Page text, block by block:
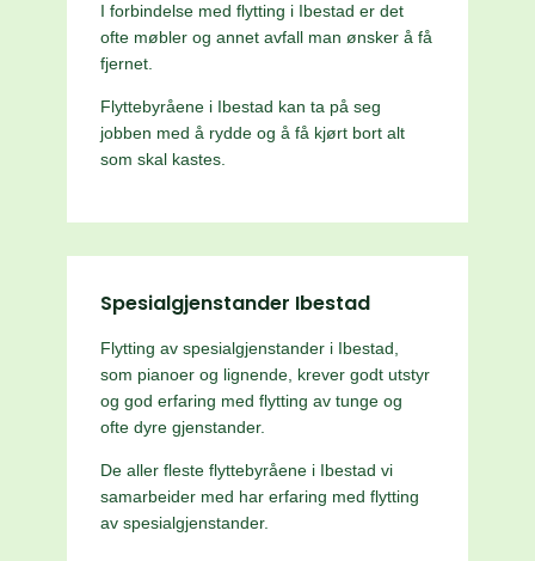
I forbindelse med flytting i Ibestad er det
ofte møbler og annet avfall man ønsker å få
fjernet.
Flyttebyråene i Ibestad kan ta på seg
jobben med å rydde og å få kjørt bort alt
som skal kastes.
Spesialgjenstander Ibestad
Flytting av spesialgjenstander i Ibestad,
som pianoer og lignende, krever godt utstyr
og god erfaring med flytting av tunge og
ofte dyre gjenstander.
De aller fleste flyttebyråene i Ibestad vi
samarbeider med har erfaring med flytting
av spesialgjenstander.